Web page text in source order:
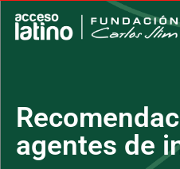
agentes de